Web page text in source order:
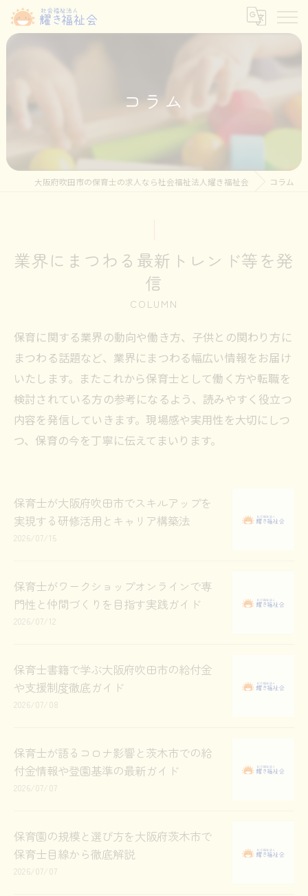
コラム
大阪府吹田市の保育士の求人なら社会福祉法人耀き福祉会 コラム
業界にまつわる最新トレンド等を発
信
COLUMN
保育に関する業界の動向や働き方、子供との関わり方に
まつわる話題など、業界にまつわる幅広い情報をお届け
いたします。またこれから保育士として働く方や転職を
検討されている方の参考になるよう、読みやすく役立つ
内容を発信していきます。現場感や実用性を大切にしつ
つ、保育の今を丁寧に伝えてまいります。
保育士が大阪府吹田市でスキルアップを
実現する研修活用とキャリア構築法
2026/07/15
保育士がワークショップオンラインで専
門性と仲間づくりを目指す実践ガイド
2026/07/12
保育士書籍で学ぶ大阪府吹田市の給付金
や支援制度徹底ガイド
2026/07/08
保育士が語るコロナ影響と茨木市での給
付金情報や登園基準の最新ガイド
2026/07/07
保育園の規模と選び方を大阪府茨木市で
保育士目線から徹底解説
2026/07/07